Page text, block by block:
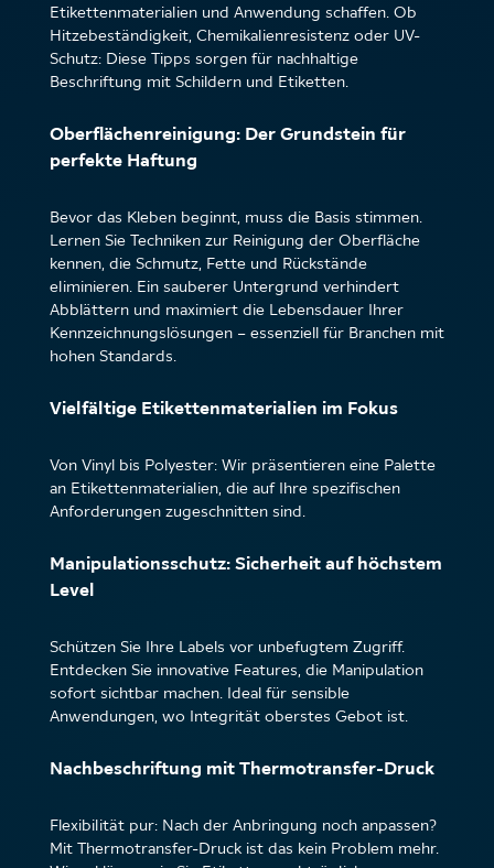
Etikettenmaterialien und Anwendung schaffen. Ob
Hitzebeständigkeit, Chemikalienresistenz oder UV-
Schutz: Diese Tipps sorgen für nachhaltige
Beschriftung mit Schildern und Etiketten.
Oberflächenreinigung: Der Grundstein für
perfekte Haftung
Bevor das Kleben beginnt, muss die Basis stimmen.
Lernen Sie Techniken zur Reinigung der Oberfläche
kennen, die Schmutz, Fette und Rückstände
eliminieren. Ein sauberer Untergrund verhindert
Abblättern und maximiert die Lebensdauer Ihrer
Kennzeichnungslösungen – essenziell für Branchen mit
hohen Standards.
Vielfältige Etikettenmaterialien im Fokus
Von Vinyl bis Polyester: Wir präsentieren eine Palette
an Etikettenmaterialien, die auf Ihre spezifischen
Anforderungen zugeschnitten sind.
Manipulationsschutz: Sicherheit auf höchstem
Level
Schützen Sie Ihre Labels vor unbefugtem Zugriff.
Entdecken Sie innovative Features, die Manipulation
sofort sichtbar machen. Ideal für sensible
Anwendungen, wo Integrität oberstes Gebot ist.
Nachbeschriftung mit Thermotransfer-Druck
Flexibilität pur: Nach der Anbringung noch anpassen?
Mit Thermotransfer-Druck ist das kein Problem mehr.